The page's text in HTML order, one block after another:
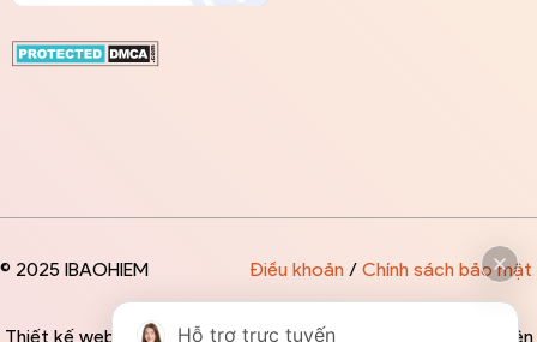
© 2025 IBAOHIEM
Thiết kế website độc quyền bởi IBAOHIEM - Mọi thông tin trên
Điều khoản/ Chính sách bảo mật
Hỗ trợ trực tuyến